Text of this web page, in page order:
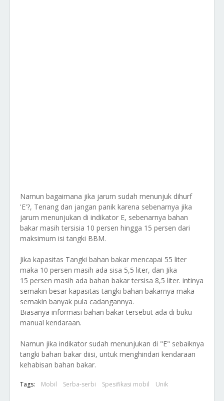
Namun bagaimana jika jarum sudah menunjuk dihurf
'E'?, Tenang dan jangan panik karena sebenarnya jika
jarum menunjukan di indikator E, sebenarnya bahan
bakar masih tersisia 10 persen hingga 15 persen dari
maksimum isi tangki BBM.
Jika kapasitas Tangki bahan bakar mencapai 55 liter
maka 10 persen masih ada sisa 5,5 liter, dan Jika
15 persen masih ada bahan bakar tersisa 8,5 liter. intinya
semakin besar kapasitas tangki bahan bakarnya maka
semakin banyak pula cadangannya.
Biasanya informasi bahan bakar tersebut ada di buku
manual kendaraan.
Namun jika indikator sudah menunjukan di "E" sebaiknya
tangki bahan bakar diisi, untuk menghindari kendaraan
kehabisan bahan bakar.
Tags: Mobil Serba-serbi Spesifikasi mobil Unik